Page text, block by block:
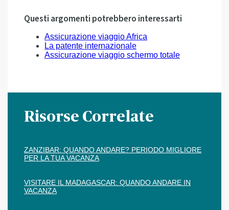
Questi argomenti potrebbero interessarti
Assicurazione viaggio Africa
La patente internazionale
Assicurazione viaggio schermo totale
Risorse Correlate
ZANZIBAR: QUANDO ANDARE? PERIODO MIGLIORE
PER LA TUA VACANZA
VISITARE IL MADAGASCAR: QUANDO ANDARE IN
VACANZA